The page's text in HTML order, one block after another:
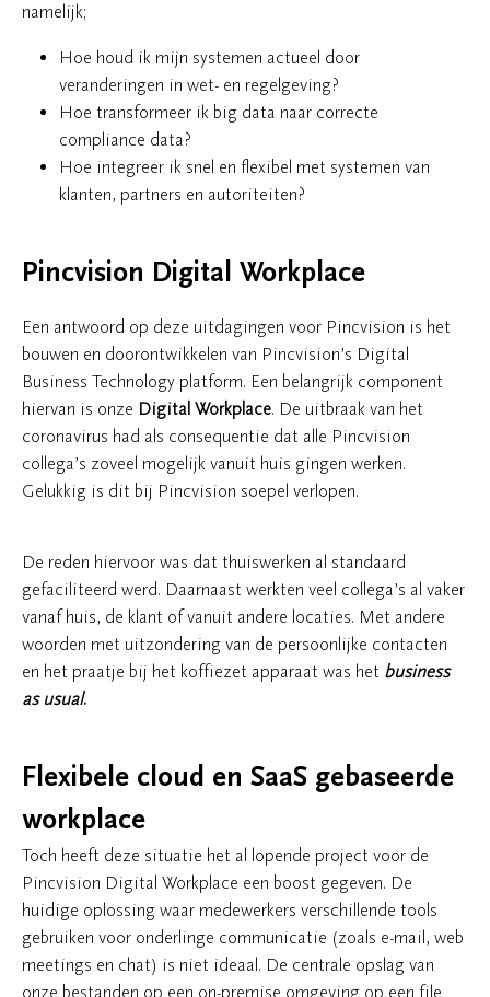
namelijk;
Hoe houd ik mijn systemen actueel door
veranderingen in wet- en regelgeving?
Hoe transformeer ik big data naar correcte
compliance data?
Hoe integreer ik snel en flexibel met systemen van
klanten, partners en autoriteiten?
Pincvision Digital Workplace
Een antwoord op deze uitdagingen voor Pincvision is het
bouwen en doorontwikkelen van Pincvision’s Digital
Business Technology platform. Een belangrijk component
hiervan is onze Digital Workplace. De uitbraak van het
coronavirus had als consequentie dat alle Pincvision
collega’s zoveel mogelijk vanuit huis gingen werken.
Gelukkig is dit bij Pincvision soepel verlopen.
De reden hiervoor was dat thuiswerken al standaard
gefaciliteerd werd. Daarnaast werkten veel collega’s al vaker
vanaf huis, de klant of vanuit andere locaties. Met andere
woorden met uitzondering van de persoonlijke contacten
en het praatje bij het koffiezet apparaat was het business
as usual.
Flexibele cloud en SaaS gebaseerde
workplace
Toch heeft deze situatie het al lopende project voor de
Pincvision Digital Workplace een boost gegeven. De
huidige oplossing waar medewerkers verschillende tools
gebruiken voor onderlinge communicatie (zoals e-mail, web
meetings en chat) is niet ideaal. De centrale opslag van
onze bestanden op een on-premise omgeving op een file